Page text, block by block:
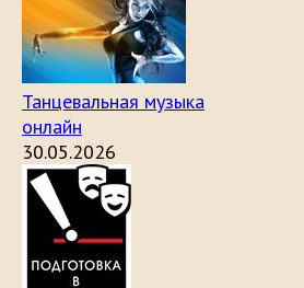
Танцевальная музыка
онлайн
30.05.2026